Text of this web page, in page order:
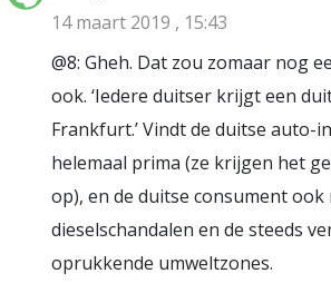
14 maart 2019 , 15:43
@8: Gheh. Dat zou zomaar nog
ook. ‘Iedere duitser krijgt een
Frankfurt.’ Vindt de duitse auto-
helemaal prima (ze krijgen het
op), en de duitse consument ook
dieselschandalen en de steeds
oprukkende umweltzones.